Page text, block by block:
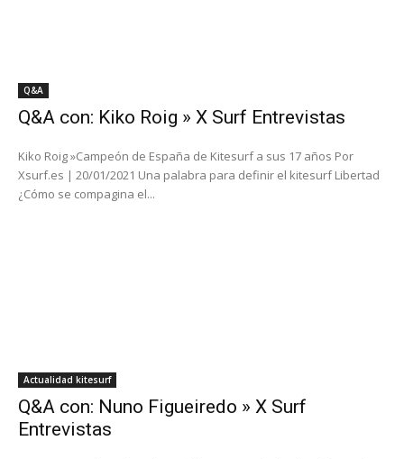
Q&A
Q&A con: Kiko Roig » X Surf Entrevistas
Kiko Roig »Campeón de España de Kitesurf a sus 17 años Por
Xsurf.es | 20/01/2021 Una palabra para definir el kitesurf Libertad
¿Cómo se compagina el...
Actualidad kitesurf
Q&A con: Nuno Figueiredo » X Surf
Entrevistas